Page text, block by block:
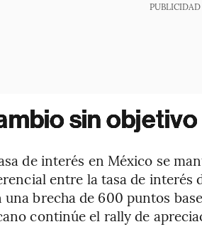
PUBLICIDAD
sin objetivo
de interés en México se
entre la tasa de interés
una brecha de 600 puntos
continúe el rally de